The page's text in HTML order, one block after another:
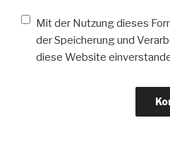
Mit der Nutzung dieses
der Speicherung und
diese Website